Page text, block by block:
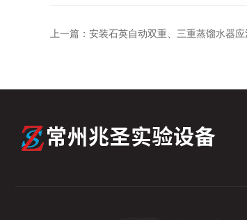
上一篇： 安装石英自动双重、三重蒸馏水器应